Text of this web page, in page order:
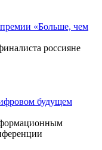
«Больше, чем
россияне
будущем